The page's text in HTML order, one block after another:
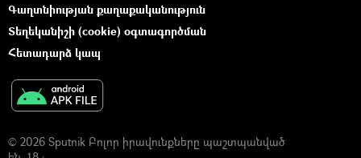
Գաղտնիության քաղաքականություն
Տեղեկանիշի (cookie) օգտագործման
Հետադարձ կապ
© 2026 Sputnik Բոլոր իրավունքները պաշտպանված